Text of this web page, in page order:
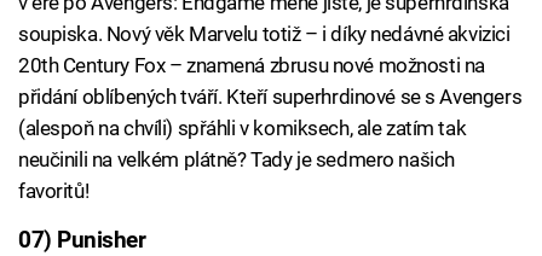
soupiska. Nový věk Marvelu totiž – i díky nedávné akvizici
20th Century Fox – znamená zbrusu nové možnosti na
přidání oblíbených tváří. Kteří superhrdinové se s Avengers
(alespoň na chvíli) spřáhli v komiksech, ale zatím tak
neučinili na velkém plátně? Tady je sedmero našich
favoritů!
07) Punisher